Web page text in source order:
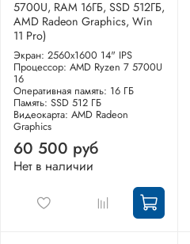
5700U, RAM 16ГБ, SSD 512ГБ,
AMD Radeon Graphics, Win
11 Pro)
Экран: 2560x1600 14" IPS
Процессор: AMD Ryzen 7 5700U
16
Оперативная память: 16 ГБ
Память: SSD 512 ГБ
Видеокарта: AMD Radeon
Graphics
60 500 руб
Нет в наличии